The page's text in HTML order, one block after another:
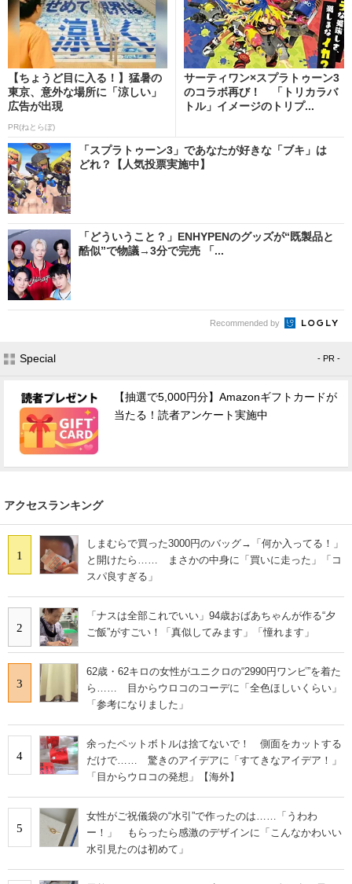
【ちょうど目に入る！】猛暑の
東京、意外な場所に「涼しい」
広告が出現
PR(ねとらぼ)
サーティワン×スプラトゥーン3
のコラボ再び！ 「トリカラバ
トル」イメージのトリプ...
「スプラトゥーン3」であなたが好きな「ブキ」は
どれ？【人気投票実施中】
「どういうこと？」ENHYPENのグッズが“既製品と
酷似”で物議→3分で完売 「...
Recommended by
Special - PR -
【抽選で5,000円分】Amazonギフトカードが
当たる！読者アンケート実施中
アクセスランキング
1
しまむらで買った3000円のバッグ→「何か入ってる！」
と開けたら…… まさかの中身に「買いに走った」「コ
スパ良すぎる」
2
「ナスは全部これでいい」94歳おばあちゃんが作る“夕
ご飯”がすごい！「真似してみます」「憧れます」
3
62歳・62キロの女性がユニクロの“2990円ワンピ”を着た
ら…… 目からウロコのコーデに「全色ほしいくらい」
「参考になりました」
4
余ったペットボトルは捨てないで！ 側面をカットする
だけで…… 驚きのアイデアに「すてきなアイデア！」
「目からウロコの発想」【海外】
5
女性がご祝儀袋の“水引”で作ったのは……「うわわ
ー！」 もらったら感激のデザインに「こんなかわいい
水引見たのは初めて」